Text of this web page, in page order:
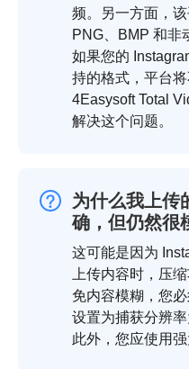
频。另一方面，该
PNG、BMP 和非
如果您的
持的格式，平台
4Easysoft Total
解决这个问题。
为什么我上传
确，但仍然很
这可能是因为
上传内容时，压
免内容模糊，您
设置为捕获分辨率
此外，您应使用